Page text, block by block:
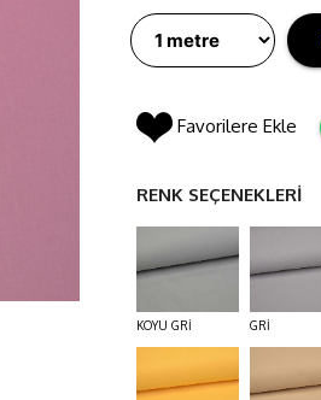
Favorilere Ekle
RENK SEÇENEKLERİ
KOYU GRİ GRİ